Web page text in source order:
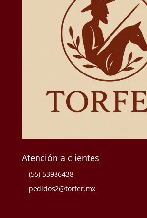
Atención a clientes
(55) 53986438
pedidos2@torfer.mx